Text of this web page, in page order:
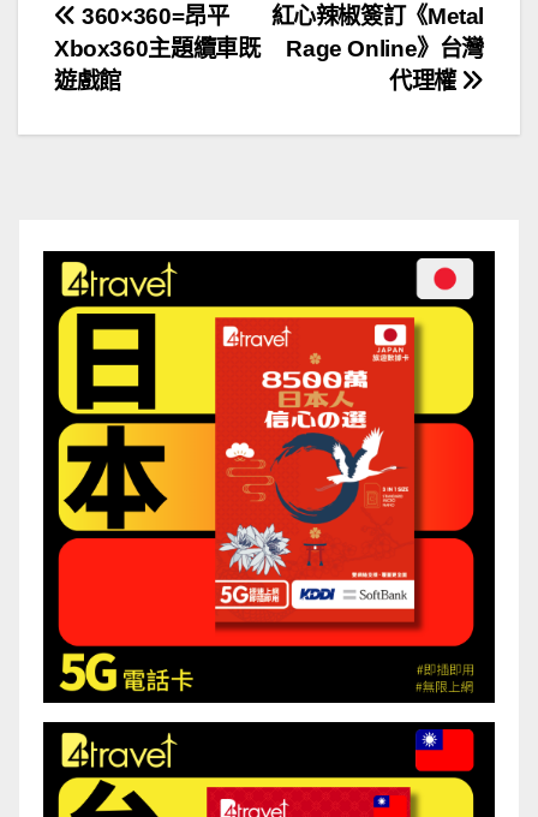
文
章
導
紅心辣椒簽訂《Metal
Rage Online》台灣
代理權
360×360=昂平
Xbox360主題纜車既
遊戲館